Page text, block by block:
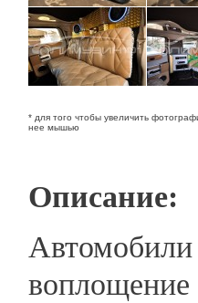
* для того чтобы увеличить
нее мышью
Описание:
воплощение